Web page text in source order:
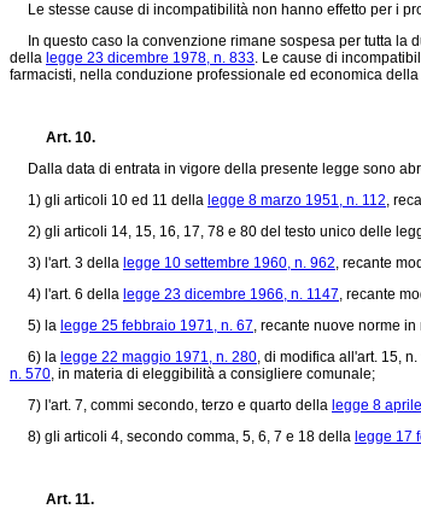
Le stesse cause di incompatibilità non hanno effetto per i
In questo caso la convenzione rimane sospesa per tutta la
della legge 23 dicembre 1978, n. 833. Le cause di
farmacisti, nella conduzione professionale ed economica
Art. 10.
Dalla data di entrata in vigore della presente legge sono
1) gli articoli 10 ed 11 della legge 8 marzo 1951, n. 112,
2) gli articoli 14, 15, 16, 17, 78 e 80 del testo unico delle
3) l'art. 3 della legge 10 settembre 1960, n. 962, recante
4) l'art. 6 della legge 23 dicembre 1966, n. 1147, recante
5) la legge 25 febbraio 1971, n. 67, recante nuove norme
6) la legge 22 maggio 1971, n. 280, di modifica all'art. 15,
n. 570, in materia di eleggibilità a consigliere comunale;
7) l'art. 7, commi secondo, terzo e quarto della legge 8
8) gli articoli 4, secondo comma, 5, 6, 7 e 18 della legge 17
Art. 11.